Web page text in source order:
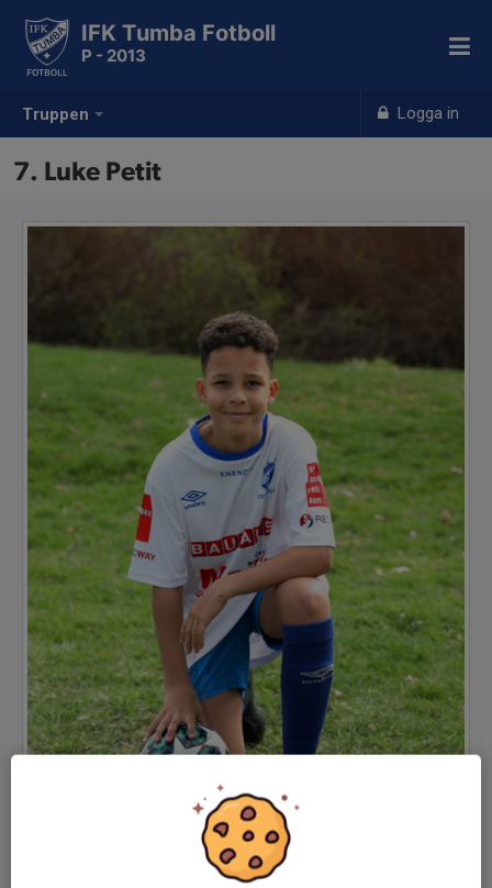
Truppen Logga in
IFK Tumba Fotboll
P - 2013
7. Luke Petit